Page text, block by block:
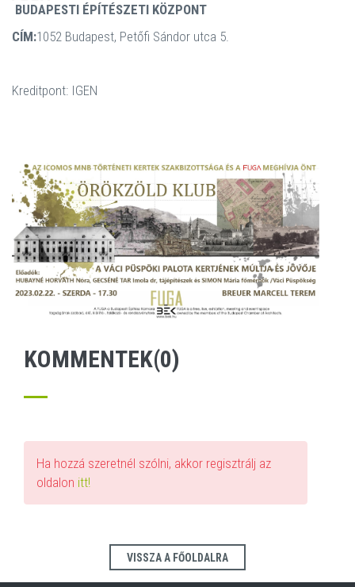
BUDAPESTI ÉPÍTÉSZETI KÖZPONT
CÍM:1052 Budapest, Petőfi Sándor utca 5.
Kreditpont: IGEN
KOMMENTEK(0)
Ha hozzá szeretnél szólni, akkor regisztrálj az
oldalon itt!
VISSZA A FŐOLDALRA